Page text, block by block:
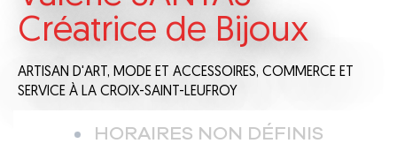
Créatrice de Bijoux
ARTISAN D'ART, MODE ET ACCESSOIRES, COMMERCE ET
SERVICE À LA CROIX-SAINT-LEUFROY
HORAIRES NON DÉFINIS